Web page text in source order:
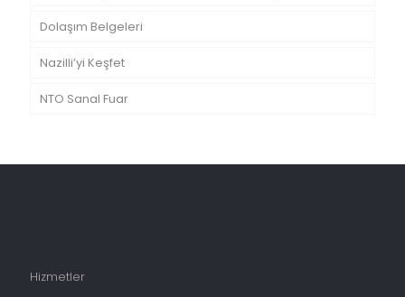
Dolaşım Belgeleri
Nazilli’yi Keşfet
NTO Sanal Fuar
Hizmetler